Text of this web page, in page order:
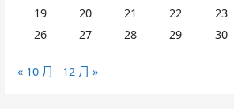
19
20 21 22 23
26
27 28 29 30
« 10 月 12 月 »